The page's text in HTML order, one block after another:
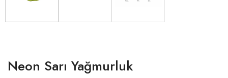
Neon Sarı Yağmurluk